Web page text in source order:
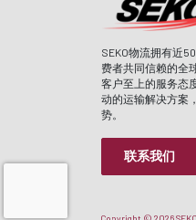
SEKO物流拥有近
费者共同信赖的全
客户至上的服务态
动的运输解决方案
势。
联系我们
Copyright © 2026